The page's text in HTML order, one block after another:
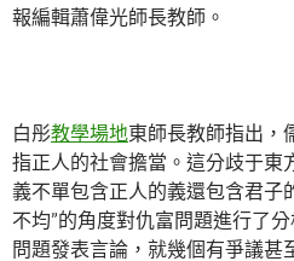
報編輯蕭偉光師長教師。
白彤教學場地東師長教師指出，
指正人的社會擔當。這分歧于東
義不單包含正人的義還包含君子
不均”的角度對仇富問題進行了
問題發表言論，就幾個有爭議甚